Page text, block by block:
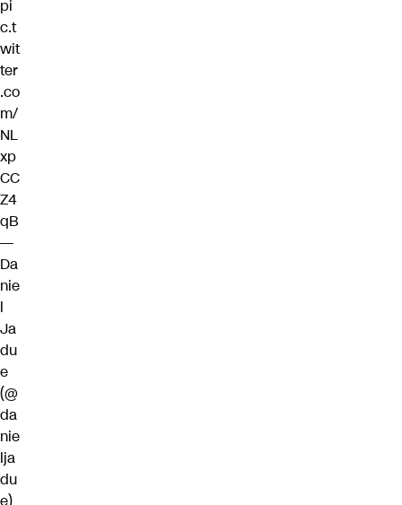
pi
c.t
wit
ter
.co
m/
NL
xp
CC
Z4
qB
—
Da
nie
l
Ja
du
e
(@
da
nie
lja
du
e)